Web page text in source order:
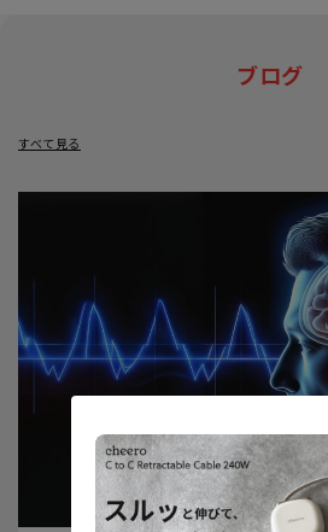
ブログ
すべて見る